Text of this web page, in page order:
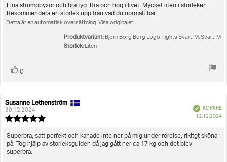
utav
5
stjärnor
Recensionstext:
Fina strumpbyxor och bra tyg. Bra och hög i livet. Mycket liten i storleken.
Rekommendera en storlek upp från vad du normalt bär.
Detta är en automatisk översättning. Visa originalet.
Produktvariant: Björn Borg Borg Logo Tights Svart, M, Svart, M
Storlek: Liten
Rösta
0
Recensionsförfattare:
Susanne Lethenström
30.12.2024
utav
5
BekräftadKÖPARE
12.12.2024
Recensionstext:
Superbra, satt perfekt och kanade inte ner på mig under rörelse, rikitgt sköna
på. Tog hjälp av storleksguiden då jag gått ner ca 17 kg och det blev
superbra.